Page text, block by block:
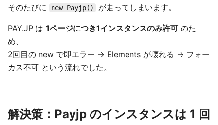
そのたびに
new Payjp() が走ってしまいます。
PAY.JP は 1ページにつき1インスタンスのみ許可 のた
め、
2回目の new で即エラー → Elements が壊れる → フォー
カス不可 という流れでした。
解決策：Payjp のインスタンスは 1 回